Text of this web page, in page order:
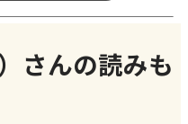
さんの読みも